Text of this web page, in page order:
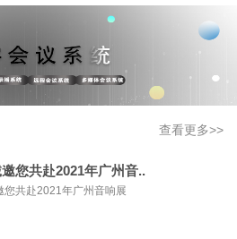
查看更多>>
您共赴2021年广州音..
您共赴2021年广州音响展